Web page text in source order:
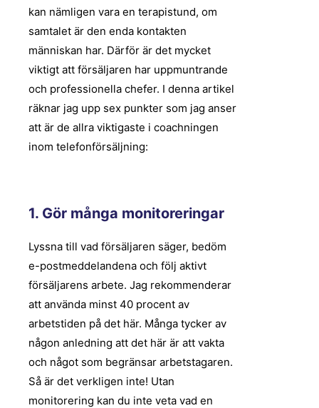
kan nämligen vara en terapistund, om
samtalet är den enda kontakten
människan har. Därför är det mycket
viktigt att försäljaren har uppmuntrande
och professionella chefer. I denna artikel
räknar jag upp sex punkter som jag anser
att är de allra viktigaste i coachningen
inom telefonförsäljning:
1. Gör många monitoreringar
Lyssna till vad försäljaren säger, bedöm
e-postmeddelandena och följ aktivt
försäljarens arbete. Jag rekommenderar
att använda minst 40 procent av
arbetstiden på det här. Många tycker av
någon anledning att det här är att vakta
och något som begränsar arbetstagaren.
Så är det verkligen inte! Utan
monitorering kan du inte veta vad en